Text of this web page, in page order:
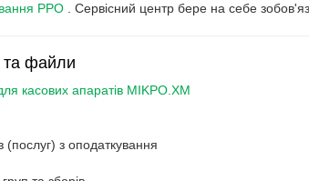
РРО . Сервісний центр бере на себе
та файли
касових апаратів MIKPO.XM
(послуг) з оподаткування